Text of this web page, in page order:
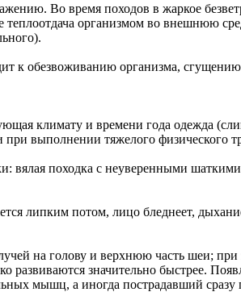
Во время походов в жаркое
организмом во внешнюю
к обезвоживанию организма,
климату и времени года одежда
выполнении тяжелого физического
вялая походка с неуверенными
липким потом, лицо бледнеет,
на голову и верхнюю часть шеи;
значительно быстрее.
мышц, а иногда пострадавший сразу